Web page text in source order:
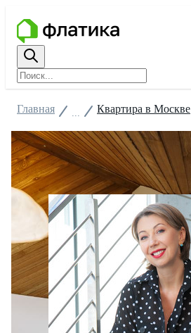
Главная Квартира в Москве